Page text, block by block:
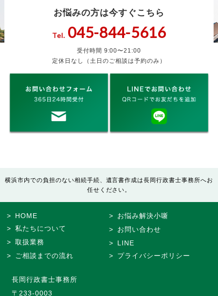
お悩みの方は今すぐこちら
Tel. 045-844-5616
受付時間 9:00〜21:00
定休日なし（土日のご相談は予約のみ）
横浜市内での負担のない相続手続、遺言書作成は長岡行政書士事務所へお
任せください。
HOME
私たちについて
取扱業務
ご相談までの流れ
お悩み解決小噺
お問い合わせ
LINE
プライバシーポリシー
長岡行政書士事務所
〒233-0003